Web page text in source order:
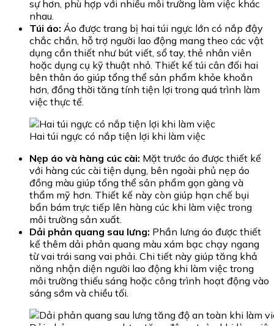
sự hơn, phù hợp với nhiều môi trường làm việc khác
nhau.
Túi áo: Áo được trang bị hai túi ngực lớn có nắp đậy
chắc chắn, hỗ trợ người lao động mang theo các vật
dụng cần thiết như bút viết, sổ tay, thẻ nhân viên
hoặc dụng cụ kỹ thuật nhỏ. Thiết kế túi cân đối hai
bên thân áo giúp tổng thể sản phẩm khỏe khoắn
hơn, đồng thời tăng tính tiện lợi trong quá trình làm
việc thực tế.
Hai túi ngực có nắp tiện lợi khi làm việc
Nẹp áo và hàng cúc cài: Mặt trước áo được thiết kế
với hàng cúc cài tiện dụng, bên ngoài phủ nẹp áo
đồng màu giúp tổng thể sản phẩm gọn gàng và
thẩm mỹ hơn. Thiết kế này còn giúp hạn chế bụi
bẩn bám trực tiếp lên hàng cúc khi làm việc trong
môi trường sản xuất.
Dải phản quang sau lưng: Phần lưng áo được thiết
kế thêm dải phản quang màu xám bạc chạy ngang
từ vai trái sang vai phải. Chi tiết này giúp tăng khả
năng nhận diện người lao động khi làm việc trong
môi trường thiếu sáng hoặc công trình hoạt động vào
sáng sớm và chiều tối.